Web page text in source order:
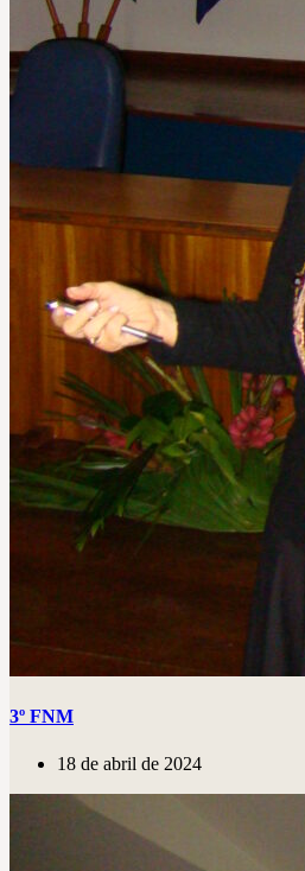
3º FNM
18 de abril de 2024